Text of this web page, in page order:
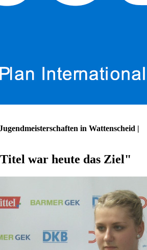
in Wattenscheid |
war heute das Ziel"